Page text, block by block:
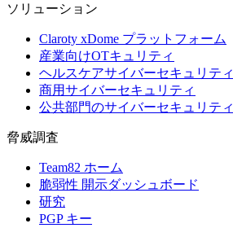
ソリューション
Claroty xDome プラットフォーム
産業向けOTキュリティ
ヘルスケアサイバーセキュリティ
商用サイバーセキュリティ
公共部門のサイバーセキュリティ
脅威調査
Team82 ホーム
脆弱性 開示ダッシュボード
研究
PGP キー